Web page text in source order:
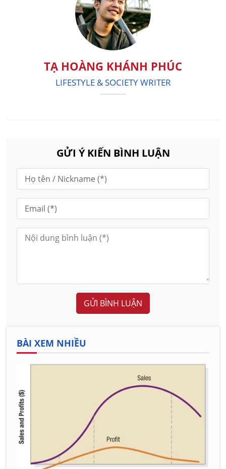
TẠ HOÀNG KHÁNH PHÚC
LIFESTYLE & SOCIETY WRITER
GỬI Ý KIẾN BÌNH LUẬN
GỬI BÌNH LUẬN
BÀI XEM NHIỀU